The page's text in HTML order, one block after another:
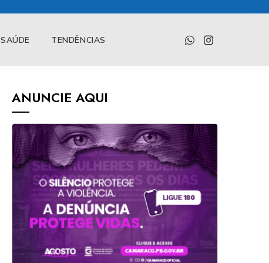
SAÚDE TENDÊNCIAS
ANUNCIE AQUI